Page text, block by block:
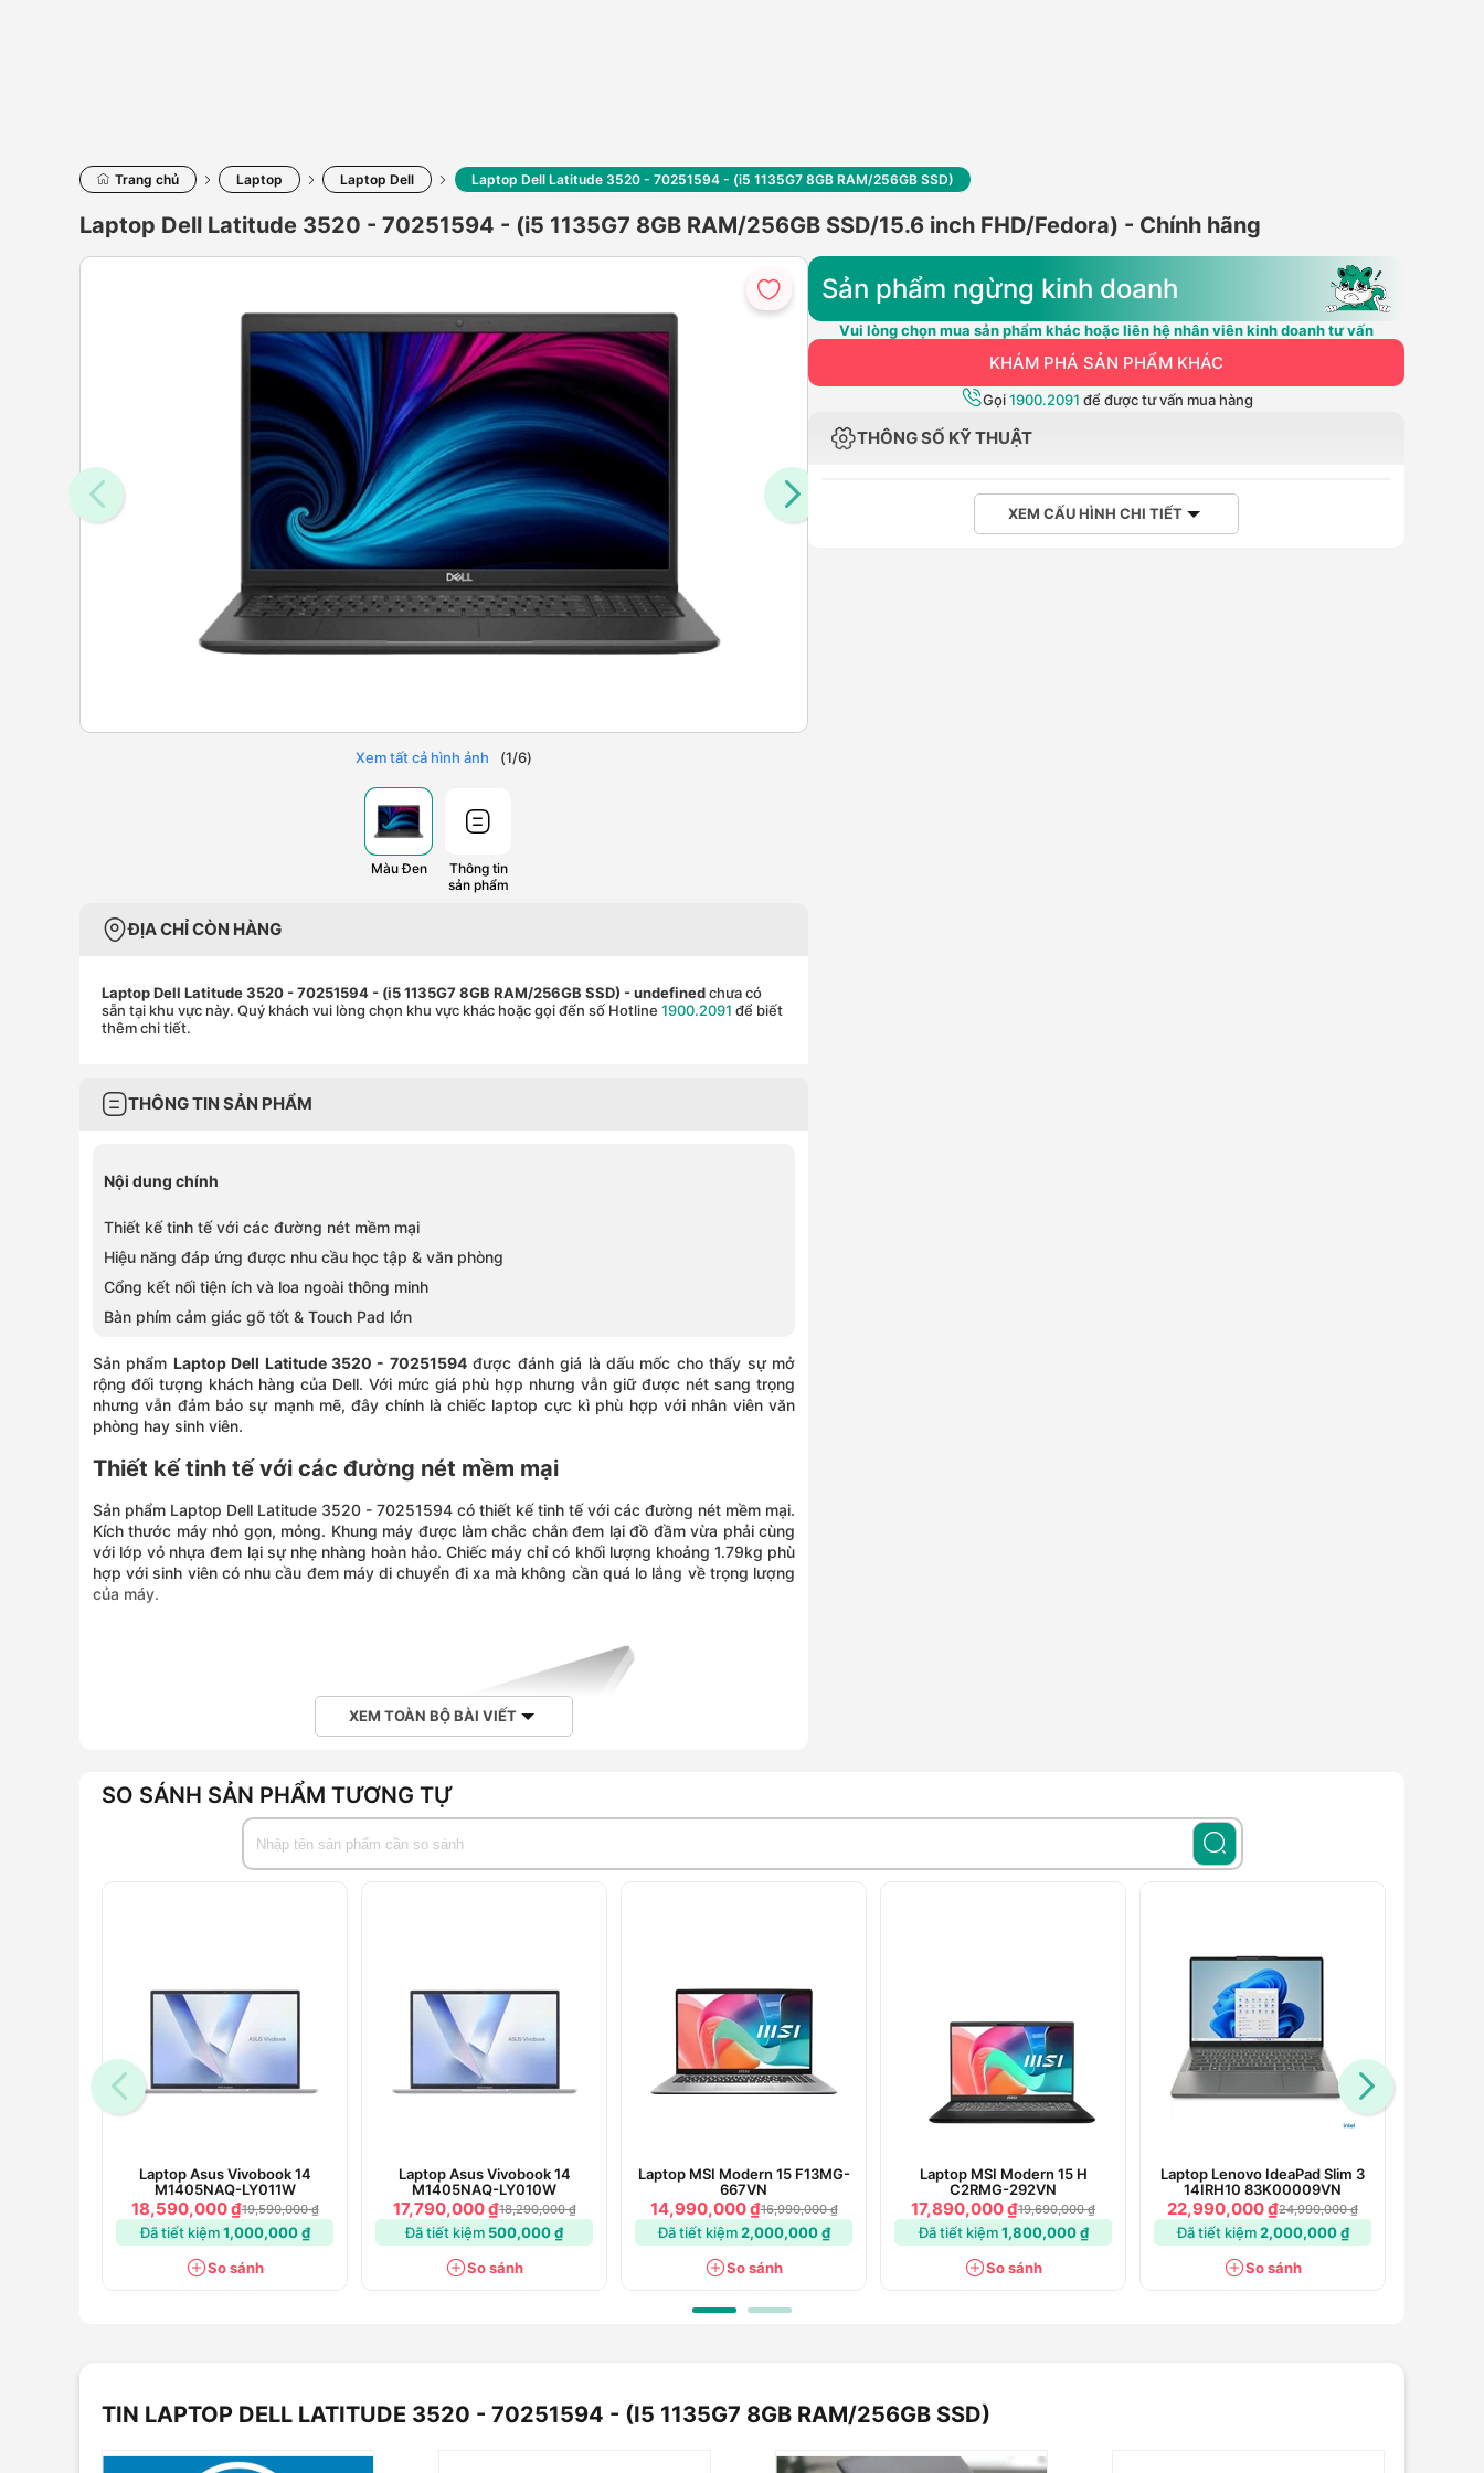
Trang chủ Laptop Laptop Dell Laptop Dell Latitude 3520 - 70251594 - (i5 1135G7 8GB RAM/256GB SSD)
Laptop Dell Latitude 3520 - 70251594 - (i5 1135G7 8GB RAM/256GB SSD/15.6 inch FHD/Fedora) - Chính hãng
Xem tất cả hình ảnh (1/6)
Màu Đen
Thông tin
sản phẩm
ĐỊA CHỈ CÒN HÀNG
Laptop Dell Latitude 3520 - 70251594 - (i5 1135G7 8GB RAM/256GB SSD) - undefinedchưa có
sẵn tại khu vực này. Quý khách vui lòng chọn khu vực khác hoặc gọi đến số Hotline 1900.2091 để biết
thêm chi tiết.
THÔNG TIN SẢN PHẨM
Nội dung chính
Thiết kế tinh tế với các đường nét mềm mại
Hiệu năng đáp ứng được nhu cầu học tập & văn phòng
Cổng kết nối tiện ích và loa ngoài thông minh
Bàn phím cảm giác gõ tốt & Touch Pad lớn
Sản phẩm Laptop Dell Latitude 3520 - 70251594được đánh giá là dấu mốc cho thấy sự mở
rộng đối tượng khách hàng của Dell. Với mức giá phù hợp nhưng vẫn giữ được nét sang trọng
nhưng vẫn đảm bảo sự mạnh mẽ, đây chính là chiếc laptop cực kì phù hợp với nhân viên văn
phòng hay sinh viên.
Thiết kế tinh tế với các đường nét mềm mại
Sản phẩm Laptop Dell Latitude 3520 - 70251594 có thiết kế tinh tế với các đường nét mềm mại.
Kích thước máy nhỏ gọn, mỏng. Khung máy được làm chắc chắn đem lại đồ đầm vừa phải cùng
với lớp vỏ nhựa đem lại sự nhẹ nhàng hoàn hảo. Chiếc máy chỉ có khối lượng khoảng 1.79kg phù
hợp với sinh viên có nhu cầu đem máy di chuyển đi xa mà không cần quá lo lắng về trọng lượng
của máy.
Dell Latitude 3520 - 70251594 được trang bị con chip thế hệ thứ 11 core i5-1135G7 với 4 nhân
8 luồng, xung nhịp tối đa lên đến 4.2GHz nhờ Turbo Boost đem lại hiệu năng vô cùng mạnh mẽ.
Kết hợp với card đồ họa rời Intel Iris Xe Graphics thì chiếc laptop này có thể thực hiện tốt các
tác vụ văn phòng, thiết kế đồ họa 2D, 3D và chiến được các loại game từ cấu hình thấp như
Máy còn được trang bị pin 3 nhân 41Whr, cung cấp khoảng thời gian đủ dài để người dùng có
XEM TOÀN BỘ BÀI VIẾT
Sản phẩm ngừng kinh doanh
Vui lòng chọn mua sản phẩm khác hoặc liên hệ nhân viên kinh doanh tư vấn
KHÁM PHÁ SẢN PHẨM KHÁC
Gọi1900.2091 để được tư vấn mua hàng
THÔNG SỐ KỸ THUẬT
XEM CẤU HÌNH CHI TIẾT
SO SÁNH SẢN PHẨM TƯƠNG TỰ
Laptop Asus Vivobook 14
M1405NAQ-LY011W
18,590,000 ₫19,590,000 ₫
Đã tiết kiệm1,000,000 ₫
So sánh
Laptop Asus Vivobook 14
M1405NAQ-LY010W
17,790,000 ₫18,290,000 ₫
Đã tiết kiệm 500,000 ₫
So sánh
Laptop MSI Modern 15 F13MG-
667VN
14,990,000 ₫16,990,000 ₫
Đã tiết kiệm2,000,000 ₫
So sánh
Laptop MSI Modern 15 H
C2RMG-292VN
17,890,000 ₫19,690,000 ₫
Đã tiết kiệm1,800,000 ₫
So sánh
Laptop Lenovo IdeaPad Slim 3
14IRH10 83K00009VN
22,990,000 ₫24,990,000 ₫
Đã tiết kiệm2,000,000 ₫
So sánh
TIN LAPTOP DELL LATITUDE 3520 - 70251594 - (I5 1135G7 8GB RAM/256GB SSD)